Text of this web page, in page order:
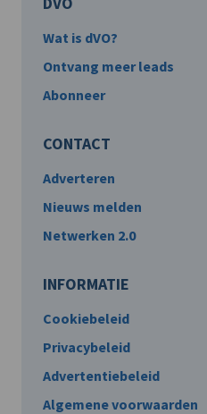
Wat is dVO?
Ontvang meer leads
Abonneer
CONTACT
Adverteren
Nieuws melden
Netwerken 2.0
INFORMATIE
Cookiebeleid
Privacybeleid
Advertentiebeleid
Algemene voorwaarden